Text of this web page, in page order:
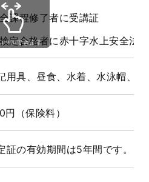
全課程修了者に受講証
検定合格者に赤十字水上安全法
用具、昼食、水着、水泳帽、
円（保険料）
証の有効期間は5年間です。
ールできます